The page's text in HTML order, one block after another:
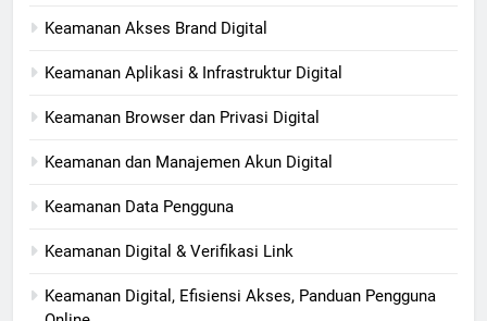
Keamanan Akses Brand Digital
Keamanan Aplikasi & Infrastruktur Digital
Keamanan Browser dan Privasi Digital
Keamanan dan Manajemen Akun Digital
Keamanan Data Pengguna
Keamanan Digital & Verifikasi Link
Keamanan Digital, Efisiensi Akses, Panduan Pengguna